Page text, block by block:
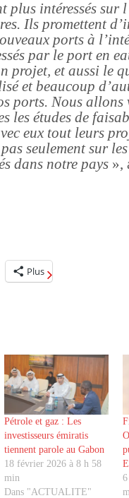
plus intéressés sur
Ils promettent
ports à
par le port en
projet, et aussi le
et beaucoup
ports. Nous allons
les études de
eux tout leurs
seulement sur
dans notre pays »,
Plus
Pétrole et gaz : Les
investisseurs émiratis
tiennent parole au Gabon
18 février 2026 à 8 h 58
min
Dans "ACTUALITE"